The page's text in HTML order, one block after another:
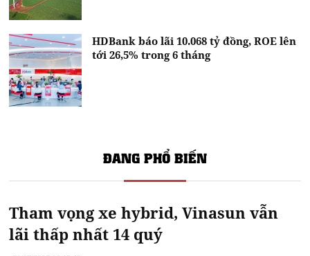
HDBank báo lãi 10.068 tỷ đồng, ROE lên
tới 26,5% trong 6 tháng
ĐANG PHỔ BIẾN
Tham vọng xe hybrid, Vinasun vẫn
lãi thấp nhất 14 quý